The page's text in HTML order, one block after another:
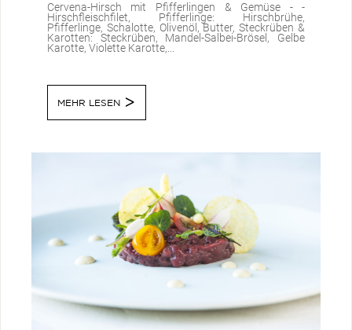
Cervena-Hirsch mit Pfifferlingen & Gemüse - -
Hirschfleischfilet, Pfifferlinge: Hirschbrühe,
Pfifferlinge, Schalotte, Olivenöl, Butter, Steckrüben &
Karotten: Steckrüben, Mandel-Salbei-Brösel, Gelbe
Karotte, Violette Karotte,...
MEHR LESEN